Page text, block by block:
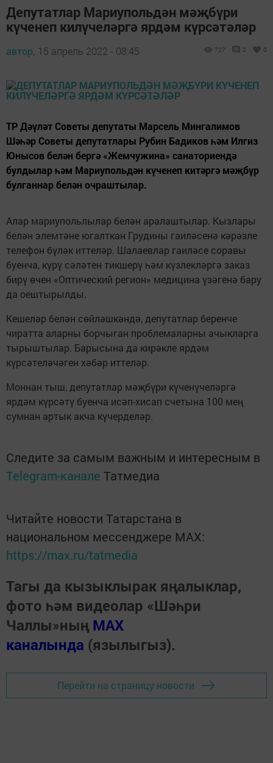
Депутатлар Мариупольдән мәҗбүри
күченеп килүчеләргә ярдәм күрсәтәләр
автор, 15 апрель 2022 - 08:45 727 0 0
ТР Дәүләт Советы депутаты Марсель Мингалимов
Шәһәр Советы депутатлары Рубин Бадиков һәм Илгиз
Юнысов белән бергә «Жемчужина» санаториендә
булдылар һәм Мариупольдән күченеп китәргә мәҗбүр
булганнар белән очраштылар.
Алар мариупольлылар белән аралаштылар. Кызлары
белән элемтәне югалткан Грудины гаиләсенә кәрәзле
телефон бүләк иттеләр. Шалаевлар гаиләсе соравы
буенча, күрү сәләтен тикшерү һәм күзлекләргә заказ
бирү өчен «Оптический регион» медицина үзәгенә бару
да оештырылды.
Кешеләр белән сөйләшкәндә, депутатлар беренче
чиратта аларны борчыган проблемаларны ачыкларга
тырыштылар. Барысына да кирәкле ярдәм
күрсәтеләчәген хәбәр иттеләр.
Моннан тыш, депутатлар мәҗбүри күченүчеләргә
ярдәм күрсәтү буенча исәп-хисап счетына 100 мең
сумнан артык акча күчерделәр.
Следите за самым важным и интересным в
Telegram-канале Татмедиа
Читайте новости Татарстана в
национальном мессенджере MАХ:
https://max.ru/tatmedia
Тагы да кызыклырак яңалыклар,
фото һәм видеолар «Шәһри
Чаллы»ның MAX
каналында (язылыгыз).
Перейти на страницу новости